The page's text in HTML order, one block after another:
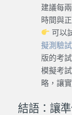
建議每
時間與
可以
擬測驗
版的考
模擬考
略，讓
結語：讓